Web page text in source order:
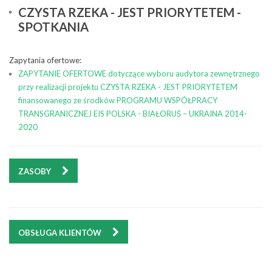
CZYSTA RZEKA - JEST PRIORYTETEM -
SPOTKANIA
Zapytania ofertowe:
ZAPYTANIE OFERTOWE dotyczące wyboru audytora zewnętrznego
przy realizacji projektu CZYSTA RZEKA - JEST PRIORYTETEM
finansowanego ze środków PROGRAMU WSPÓŁPRACY
TRANSGRANICZNEJ EIS POLSKA - BIAŁORUŚ – UKRAINA 2014-
2020
ZASOBY
OBSŁUGA KLIENTÓW